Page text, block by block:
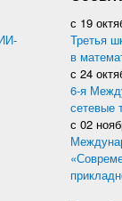
с 19
Третья
в
с 24
6-я
сетевые
с 02